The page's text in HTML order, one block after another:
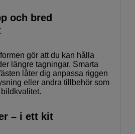
och bred
gör att du kan hålla
längre tagningar. Smarta
låter dig anpassa riggen
eller andra tillbehör som
– i ett kit